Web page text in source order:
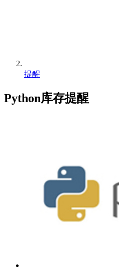
提醒
Python库存提醒